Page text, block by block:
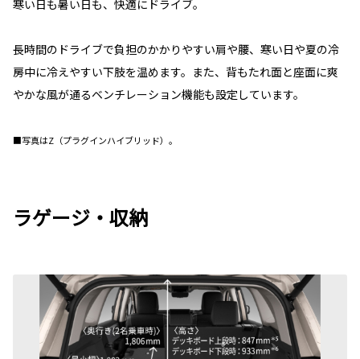
寒い日も暑い日も、快適にドライブ。
長時間のドライブで負担のかかりやすい肩や腰、寒い日や夏の冷
房中に冷えやすい下肢を温めます。また、背もたれ面と座面に爽
やかな風が通るベンチレーション機能も設定しています。
■写真はZ（プラグインハイブリッド）。
ラゲージ・収納